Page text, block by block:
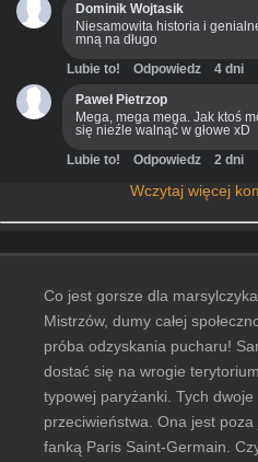
Dominik Wojtasik
Niesamowita historia i
mną na długo
Lubie to! Odpowiedz
4 dni
Paweł Pietrzop
Mega, mega mega. Jak ktoś
się nieźle walnąć w głowe xD
Lubie to! Odpowiedz 2 dni
Wczytaj więcej
Co jest gorsze dla
Mistrzów, dumy całej
próba odzyskania pucharu!
dostać się na wrogie
typowej paryżanki. Tych
przeciwieństwa. Ona jest
fanką Paris Saint-Germain.